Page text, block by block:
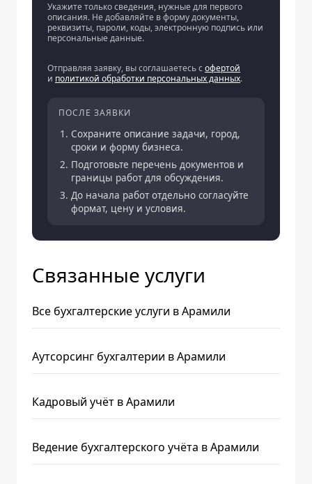
Укажите только сведения, нужные для первого
описания. Не добавляйте в форму документы,
реквизиты, пароли, коды, электронную подпись или
персональные данные.
Отправляя заявку, вы соглашаетесь софертой
и политикой обработки персональных данных.
ПОСЛЕ ЗАЯВКИ
Сохраните описание задачи, город,
сроки и форму бизнеса.
Подготовьте перечень документов и
границы работ для обсуждения.
До начала работ отдельно согласуйте
формат, цену и условия.
Связанные услуги
Все бухгалтерские услуги в Арамили
Аутсорсинг бухгалтерии в Арамили
Кадровый учёт в Арамили
Ведение бухгалтерского учёта в Арамили